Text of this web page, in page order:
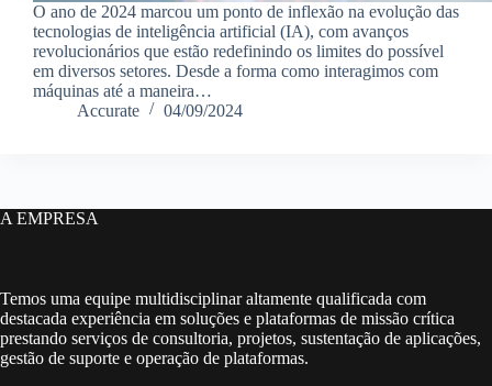
O ano de 2024 marcou um ponto de inflexão na evolução das
tecnologias de inteligência artificial (IA), com avanços
revolucionários que estão redefinindo os limites do possível
em diversos setores. Desde a forma como interagimos com
máquinas até a maneira…
Accurate
04/09/2024
A EMPRESA
Temos uma equipe multidisciplinar altamente qualificada com
destacada experiência em soluções e plataformas de missão crítica
prestando serviços de consultoria, projetos, sustentação de aplicações,
gestão de suporte e operação de plataformas.